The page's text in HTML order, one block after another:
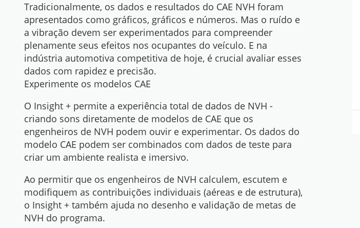
Tradicionalmente, os dados e resultados do CAE NVH foram
apresentados como gráficos, gráficos e números. Mas o ruído e
a vibração devem ser experimentados para compreender
plenamente seus efeitos nos ocupantes do veículo. E na
indústria automotiva competitiva de hoje, é crucial avaliar esses
dados com rapidez e precisão.
Experimente os modelos CAE
O Insight + permite a experiência total de dados de NVH -
criando sons diretamente de modelos de CAE que os
engenheiros de NVH podem ouvir e experimentar. Os dados do
modelo CAE podem ser combinados com dados de teste para
criar um ambiente realista e imersivo.
Ao permitir que os engenheiros de NVH calculem, escutem e
modifiquem as contribuições individuais (aéreas e de estrutura),
o Insight + também ajuda no desenho e validação de metas de
NVH do programa.